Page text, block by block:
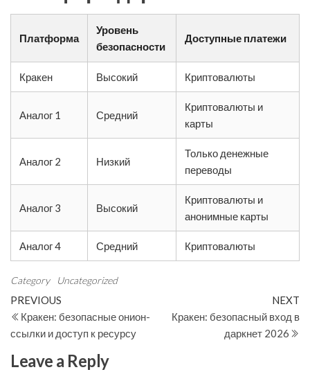
Платформа
Уровень
безопасности
Доступные платежи
Кракен Высокий Криптовалюты
Аналог 1 Средний
Криптовалюты и
карты
Аналог 2 Низкий
Только денежные
переводы
Аналог 3 Высокий
Криптовалюты и
анонимные карты
Аналог 4 Средний Криптовалюты
Category Uncategorized
Post
navigation
Previous
Post
PREVIOUS
Кракен: безопасные онион-
ссылки и доступ к ресурсу
NEXT
Кракен: безопасный вход в
даркнет 2026
Leave a Reply